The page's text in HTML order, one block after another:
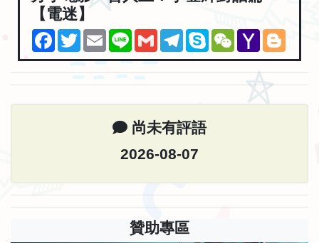
【電迷】
Facebook
TwitterEmailLine GmailTelegramSkypeWeChatYahoo
Mail
尚未有評語
2026-08-07
贊助專區